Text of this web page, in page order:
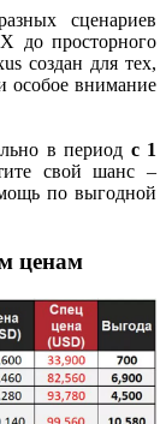
сценариев
до просторного
создан для тех,
особое внимание
в период с 1
свой шанс –
по выгодной
ценам